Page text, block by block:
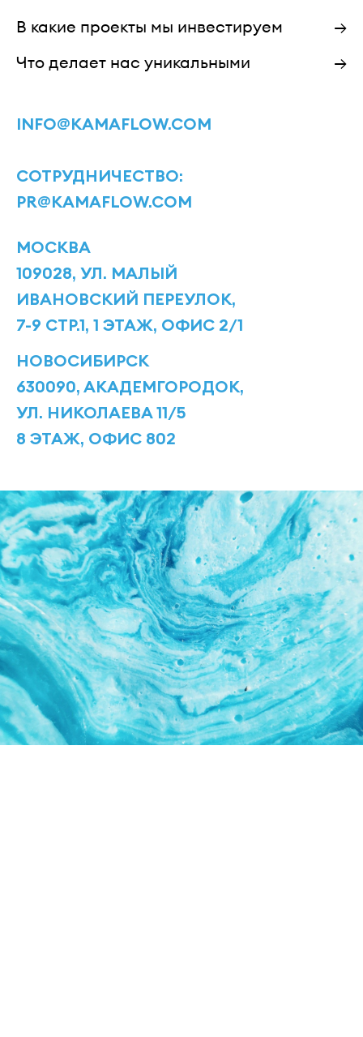
В какие проекты мы инвестируем
→
Что делает нас уникальными
→
INFO@KAMAFLOW.COM
СОТРУДНИЧЕСТВО:
PR@KAMAFLOW.COM
МОСКВА
109028, УЛ. МАЛЫЙ
ИВАНОВСКИЙ ПЕРЕУЛОК,
7-9 СТР.1, 1 ЭТАЖ, ОФИС 2/1
НОВОСИБИРСК
630090, АКАДЕМГОРОДОК,
УЛ. НИКОЛАЕВА 11/5
8 ЭТАЖ, ОФИС 802